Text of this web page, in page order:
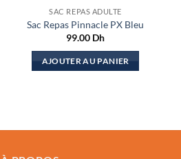
SAC REPAS ADULTE
Sac Repas Pinnacle PX Bleu
99.00 Dh
AJOUTER AU PANIER